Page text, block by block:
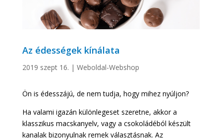
Az édességek kínálata
2019 szept 16. | Weboldal-Webshop
Ön is édesszájú, de nem tudja, hogy mihez nyúljon?
Ha valami igazán különlegeset szeretne, akkor a
klasszikus macskanyelv, vagy a csokoládéból készült
kanalak bizonyulnak remek választásnak. Az